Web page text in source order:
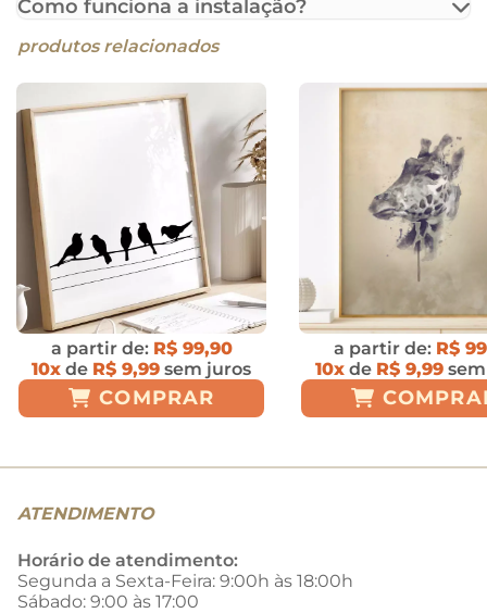
Como funciona a instalação?
produtos relacionados
a partir de: R$ 99,90
10x de R$ 9,99 sem juros
COMPRAR
a partir de: R$
10xde R$ 9,99sem
ATENDIMENTO
Horário de atendimento:
Segunda a Sexta-Feira: 9:00h às 18:00h
Sábado: 9:00 às 17:00